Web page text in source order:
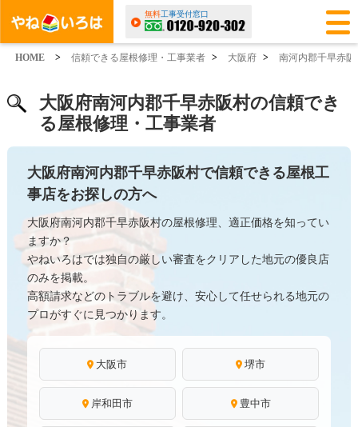
無料工事受付窓口
HOME > 信頼できる屋根修理・工事業者 > 大阪府 > 南河内郡千早赤阪
大阪府南河内郡千早赤阪村の信頼でき
る屋根修理・工事業者
大阪府南河内郡千早赤阪村で信頼できる屋根工
事店をお探しの方へ
大阪府南河内郡千早赤阪村の屋根修理、適正価格を知ってい
ますか？
やねいろはでは独自の厳しい審査をクリアした地元の優良店
のみを掲載。
高額請求などのトラブルを避け、安心して任せられる地元の
プロがすぐに見つかります。
大阪市 堺市
岸和田市 豊中市